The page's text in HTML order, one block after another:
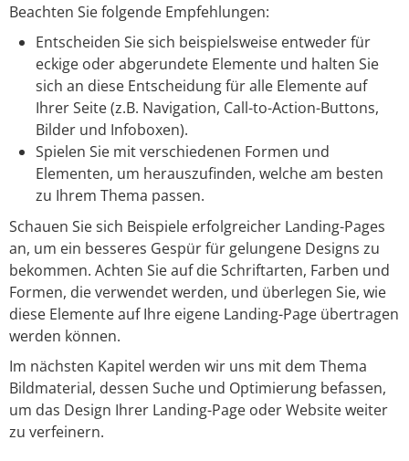
Beachten Sie folgende Empfehlungen:
Entscheiden Sie sich beispielsweise entweder für
eckige oder abgerundete Elemente und halten Sie
sich an diese Entscheidung für alle Elemente auf
Ihrer Seite (z.B. Navigation, Call-to-Action-Buttons,
Bilder und Infoboxen).
Spielen Sie mit verschiedenen Formen und
Elementen, um herauszufinden, welche am besten
zu Ihrem Thema passen.
Schauen Sie sich Beispiele erfolgreicher Landing-Pages
an, um ein besseres Gespür für gelungene Designs zu
bekommen. Achten Sie auf die Schriftarten, Farben und
Formen, die verwendet werden, und überlegen Sie, wie
diese Elemente auf Ihre eigene Landing-Page übertragen
werden können.
Im nächsten Kapitel werden wir uns mit dem Thema
Bildmaterial, dessen Suche und Optimierung befassen,
um das Design Ihrer Landing-Page oder Website weiter
zu verfeinern.